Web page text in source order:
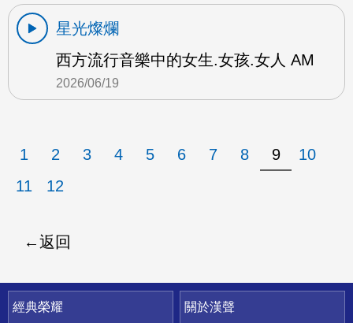
星光燦爛
西方流行音樂中的女生.女孩.女人 AM
2026/06/19
1 2 3 4 5 6 7 8 9
10
11
12
返回
快速連結
經典榮耀
關於漢聲